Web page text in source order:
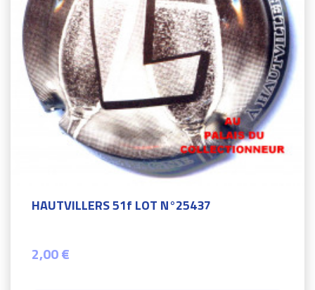
HAUTVILLERS 51f LOT N°25437
2,00 €